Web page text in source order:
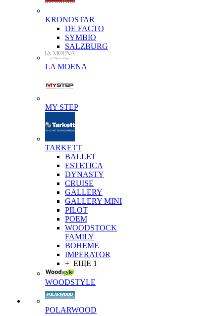
KRONOSTAR
DE FACTO
SYMBIO
SALZBURG
LA MOENA
MY STEP
TARKETT
BALLET
ESTETICA
DYNASTY
CRUISE
GALLERY
GALLERY MINI
PILOT
POEM
WOODSTOCK
FAMILY
BOHEME
IMPERATOR
+ ЕЩЕ 1
WOODSTYLE
POLARWOOD